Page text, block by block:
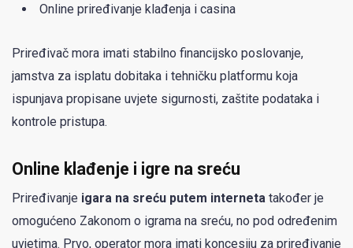
Online priređivanje klađenja i casina
Priređivač mora imati stabilno financijsko poslovanje,
jamstva za isplatu dobitaka i tehničku platformu koja
ispunjava propisane uvjete sigurnosti, zaštite podataka i
kontrole pristupa.
Online klađenje i igre na sreću
Priređivanje igara na sreću putem interneta također je
omogućeno Zakonom o igrama na sreću, no pod određenim
uvjetima. Prvo, operator mora imati koncesiju za priređivanje